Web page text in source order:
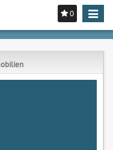
0
Toggle